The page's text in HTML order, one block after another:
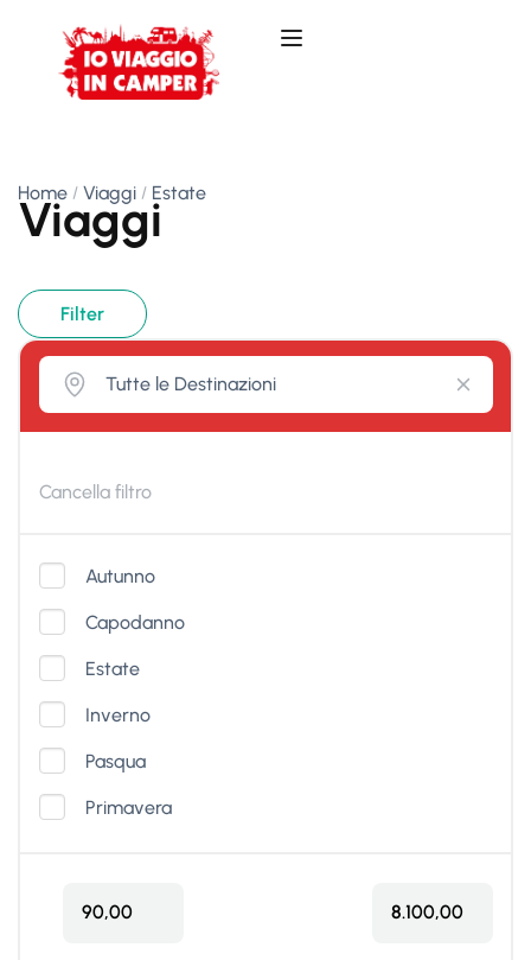
Home Viaggi Estate
Viaggi
Filter
Cancella filtro
Autunno
Capodanno
Estate
Inverno
Pasqua
Primavera
90,00 8.100,00